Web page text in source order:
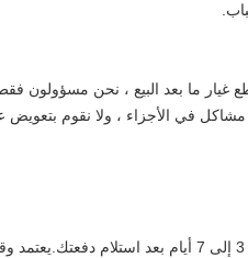
غيار ما بعد البيع ، نحن مسؤولون فقط
في الأجزاء ، ولا نقوم بتعويض
ج: بشكل عام ، سوف يستغرق الأمر من 3 إلى 7